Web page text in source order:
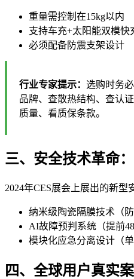
重量需控制在15kg以内
支持车充+太阳能双模快
必须配备防震支架设计
行业专家提示： 选购时务
品牌、查散热结构、查认
质量、看质保条款。
三、安全技术革命
2024年CES展会上展出的新型
纳米级陶瓷隔膜技术（防
AI故障预判系统（提前
模块化应急分离设计（
四、全球用户真实